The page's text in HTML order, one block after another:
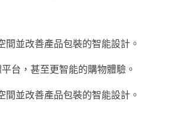
並改善產品包裝的智能設計。
台，甚至更智能的購物體驗。
並改善產品包裝的智能設計。